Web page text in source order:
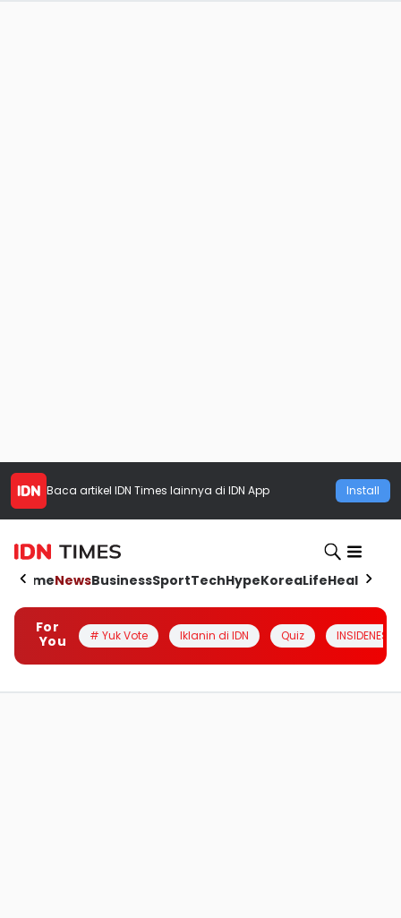
Baca artikel IDN Times lainnya di IDN App Install
HomeNewsBusinessSportTechHypeKoreaLifeHealth
For
You
# Yuk Vote Iklanin di IDN Quiz INSIDENESIA